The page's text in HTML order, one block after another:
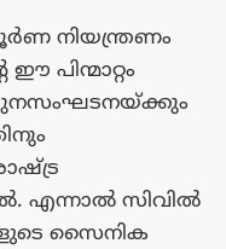
നിയന്ത്രണം
പിന്മാറ്റം
എന്നാൽ സിവിൽ
സൈനിക